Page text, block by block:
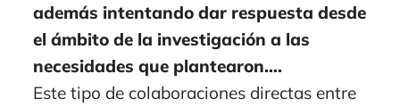
además intentando dar respuesta desde
el ámbito de la investigación a las
necesidades que plantearon….
Este tipo de colaboraciones directas entre